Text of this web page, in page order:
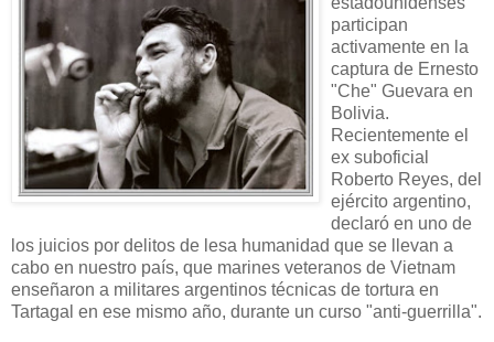
participan
activamente en la
captura de Ernesto
"Che" Guevara en
Bolivia.
Recientemente el
ex suboficial
Roberto Reyes, del
ejército argentino,
declaró en uno de
los juicios por delitos de lesa humanidad que se llevan a
cabo en nuestro país, que marines veteranos de Vietnam
enseñaron a militares argentinos técnicas de tortura en
Tartagal en ese mismo año, durante un curso "anti-guerrilla".